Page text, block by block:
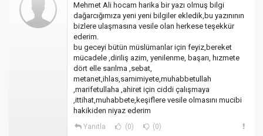
Mehmet Ali hocam harika bir yazı olmuş bilgi
dağarcığımıza yeni yeni bilgiler ekledik,bu yazınının
bizlere ulaşmasına vesile olan herkese teşekkür
ederim.
bu geceyi bütün müslümanlar için feyiz,bereket
mücadele ,diriliş azim, yenilenme, başarı, hızmete
dört elle sarılma ,sebat,
metanet,ihlas,samimiyete,muhabbetullah
,marifetullaha ,ahiret için ciddi çalışmaya
,ittihat,muhabbete,keşiflere vesile olmasını mucibi
hakikiden niyaz ederim
Yanıtla (0) (0)